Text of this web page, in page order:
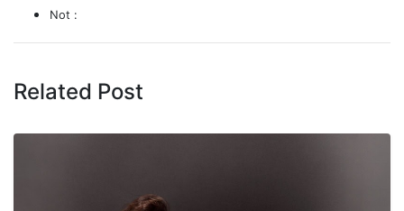
Not :
Related Post